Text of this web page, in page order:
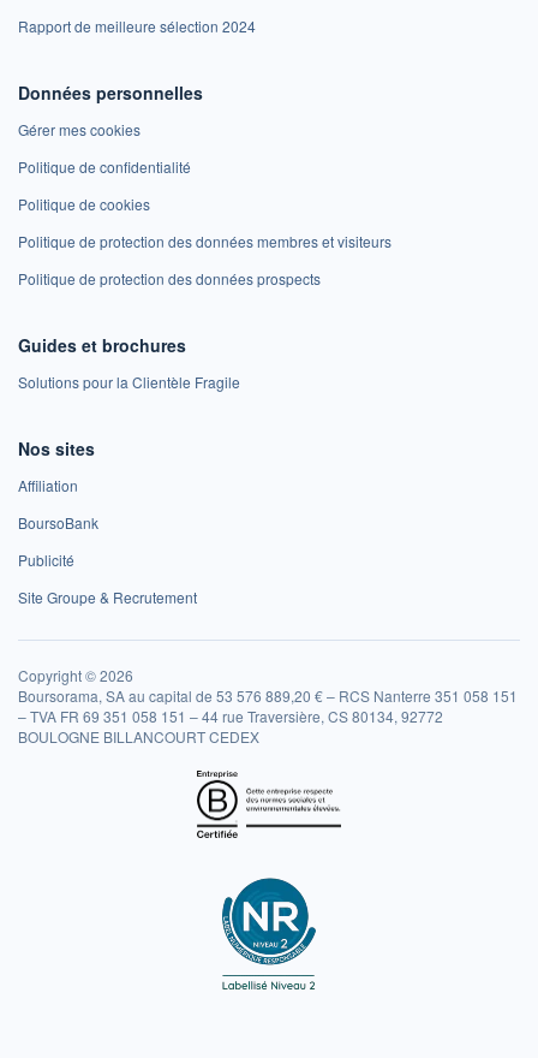
Rapport de meilleure sélection 2024
Données personnelles
Gérer mes cookies
Politique de confidentialité
Politique de cookies
Politique de protection des données membres et visiteurs
Politique de protection des données prospects
Guides et brochures
Solutions pour la Clientèle Fragile
Nos sites
Affiliation
BoursoBank
Publicité
Site Groupe & Recrutement
Copyright © 2026
Boursorama, SA au capital de 53 576 889,20 € – RCS Nanterre 351 058 151
– TVA FR 69 351 058 151 – 44 rue Traversière, CS 80134, 92772
BOULOGNE BILLANCOURT CEDEX